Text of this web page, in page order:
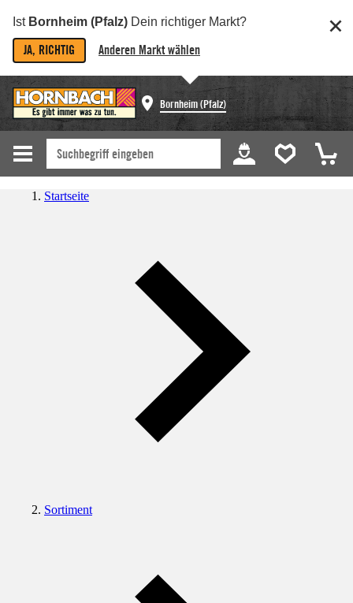
Ist Bornheim (Pfalz) Dein richtiger Markt?
JA, RICHTIG Anderen Markt wählen
Bornheim (Pfalz)
Startseite
Sortiment